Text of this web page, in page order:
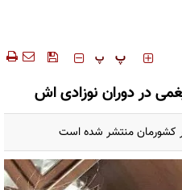
‍‍‍ پ پ
در دوران نوزادی اش
کشورمان منتشر شده است